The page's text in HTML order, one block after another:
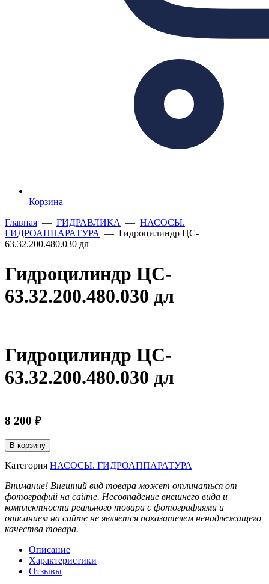
Корзина
Главная — ГИДРАВЛИКА — НАСОСЫ.
ГИДРОАППАРАТУРА — Гидроцилиндр ЦС-
63.32.200.480.030 дл
Гидроцилиндр ЦС-
63.32.200.480.030 дл
Гидроцилиндр ЦС-
63.32.200.480.030 дл
8 200 ₽
Количество
товара
Гидроцилиндр
63.32.200.480.030
дл
В корзину
Категория НАСОСЫ. ГИДРОАППАРАТУРА
Внимание! Внешний вид товара может отличаться от
фотографий на сайте. Несовпадение внешнего вида и
комплектности реального товара с фотографиями и
описанием на сайте не является показателем ненадлежащего
качества товара.
Описание
Характеристики
Отзывы